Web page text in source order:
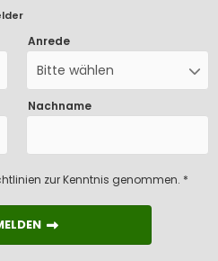
Anrede
Bitte wählen
Nachname
zur Kenntnis genommen. *